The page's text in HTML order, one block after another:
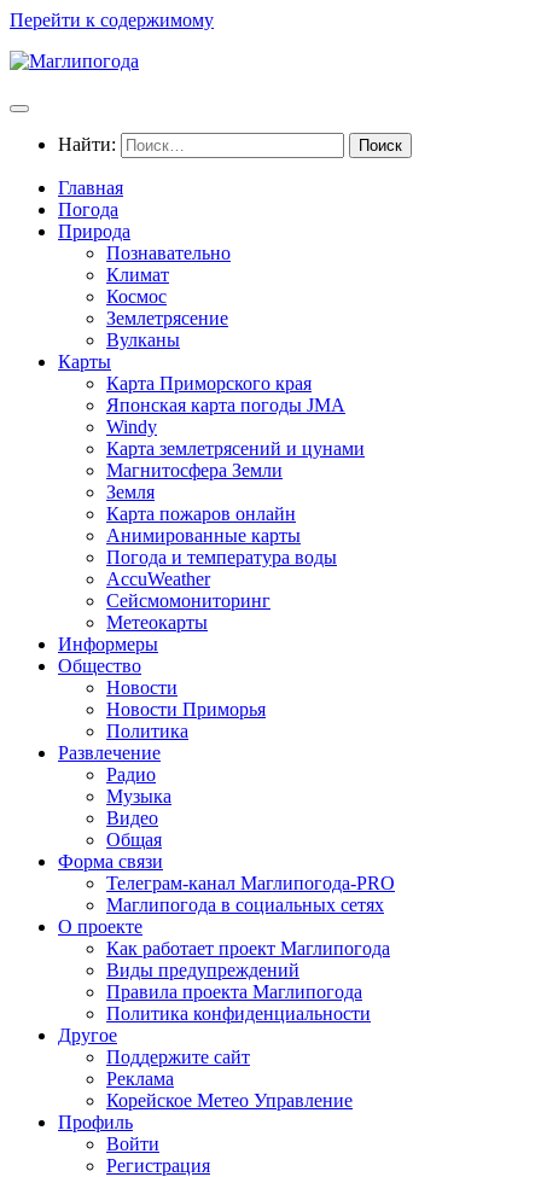
Перейти к содержимому
Найти:
Главная
Погода
Природа
Познавательно
Климат
Космос
Землетрясение
Вулканы
Карты
Карта Приморского края
Японская карта погоды JMA
Windy
Карта землетрясений и цунами
Магнитосфера Земли
Земля
Карта пожаров онлайн
Анимированные карты
Погода и температура воды
AccuWeather
Сейсмомониторинг
Метеокарты
Информеры
Общество
Новости
Новости Приморья
Политика
Развлечение
Радио
Музыка
Видео
Общая
Форма связи
Телеграм-канал Маглипогода-PRO
Маглипогода в социальных сетях
О проекте
Как работает проект Маглипогода
Виды предупреждений
Правила проекта Маглипогода
Политика конфиденциальности
Другое
Поддержите сайт
Реклама
Корейское Метео Управление
Профиль
Войти
Регистрация